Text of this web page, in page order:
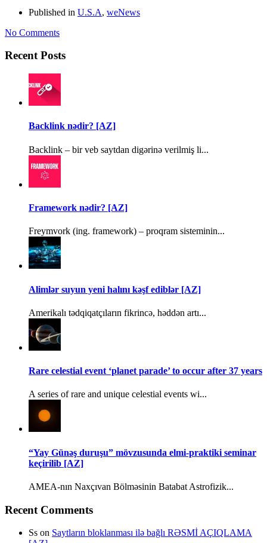
Published in U.S.A, weNews
No Comments
Recent Posts
Backlink nədir? [AZ]
Backlink – bir veb saytdan digərinə verilmiş li...
Framework nədir? [AZ]
Freymvork (ing. framework) – proqram sisteminin...
Alimlər suyun yeni halını kəşf ediblər [AZ]
Amerikalı tədqiqatçıların fikrincə, həddən artı...
Rare celestial event ‘planet parade’ to occur after 37 years
A series of rare and unique celestial events wi...
“Yay Günəş duruşu” mövzusunda elmi-praktiki seminar
keçirilib [AZ]
AMEA-nın Naxçıvan Bölməsinin Batabat Astrofizik...
Recent Comments
Ss on Saytların bloklanması ilə bağlı RƏSMİ AÇIQLAMA